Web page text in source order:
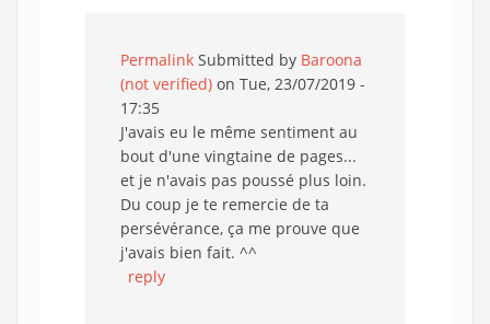
Permalink Submitted by Baroona
(not verified) on Tue, 23/07/2019 -
17:35
J'avais eu le même sentiment au
bout d'une vingtaine de pages...
et je n'avais pas poussé plus loin.
Du coup je te remercie de ta
persévérance, ça me prouve que
j'avais bien fait. ^^
reply